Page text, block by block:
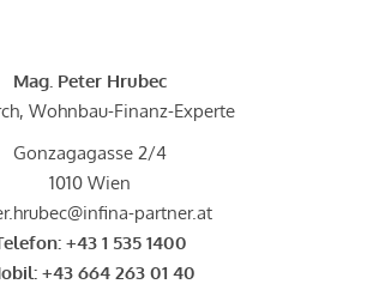
Mag. Peter Hrubec
Wohnbau-Finanz-Experte
Gonzagagasse 2/4
1010 Wien
partner.at
+43 1 535 1400
+43 664 263 01 40